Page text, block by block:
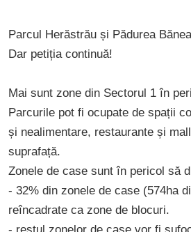
Parcul Herăstrău și Pădurea
Dar petiția continuă!
Mai sunt zone din Sectorul 1 în
Parcurile pot fi ocupate de spații
și nealimentare, restaurante și
suprafață.
Zonele de case sunt în pericol să
- 32% din zonele de case (574ha
reîncadrate ca zone de blocuri.